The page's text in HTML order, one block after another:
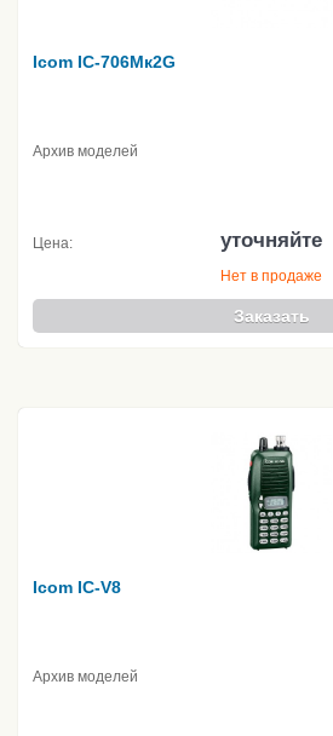
Icom IC-706Мк2G
Архив моделей
Цена: уточняйте
Нет в продаже
Заказать
Icom IC-V8
Архив моделей